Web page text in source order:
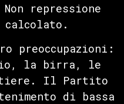
repressione
calcolato.
preoccupazioni:
la birra, le
Il Partito
di bassa